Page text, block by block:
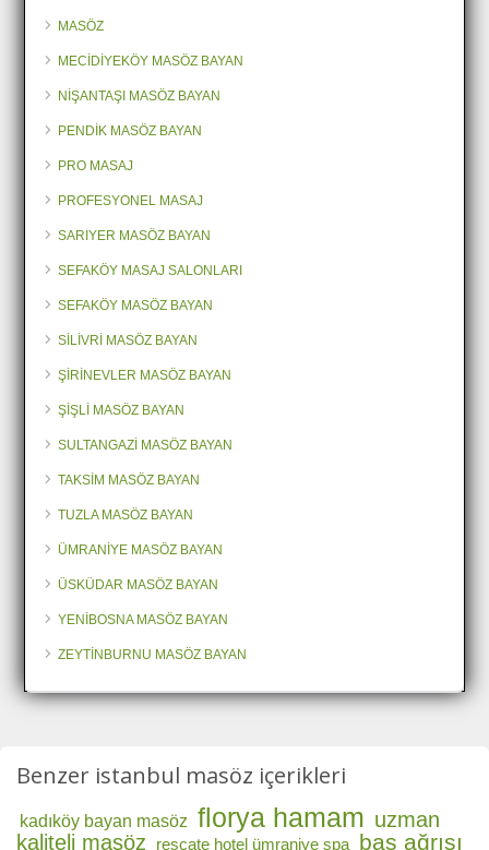
MASÖZ
MECİDİYEKÖY MASÖZ BAYAN
NİŞANTAŞI MASÖZ BAYAN
PENDİK MASÖZ BAYAN
PRO MASAJ
PROFESYONEL MASAJ
SARIYER MASÖZ BAYAN
SEFAKÖY MASAJ SALONLARI
SEFAKÖY MASÖZ BAYAN
SİLİVRİ MASÖZ BAYAN
ŞİRİNEVLER MASÖZ BAYAN
ŞİŞLİ MASÖZ BAYAN
SULTANGAZİ MASÖZ BAYAN
TAKSİM MASÖZ BAYAN
TUZLA MASÖZ BAYAN
ÜMRANİYE MASÖZ BAYAN
ÜSKÜDAR MASÖZ BAYAN
YENİBOSNA MASÖZ BAYAN
ZEYTİNBURNU MASÖZ BAYAN
Benzer istanbul masöz içerikleri
kadıköy bayan masöz florya hamam uzman
kaliteli masöz
rescate hotel ümraniye spa baş ağrısı